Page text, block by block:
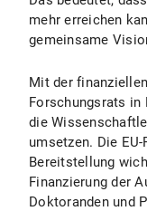
mehr erreichen
gemeinsame
Mit der
Forschungsrats in
die
umsetzen. Die
Bereitstellung
Finanzierung der
Doktoranden und